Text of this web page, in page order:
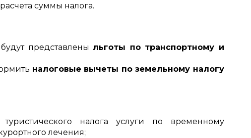
суммы налога.
представлены льготы по транспортному и
налоговые вычеты по земельному налогу
налога услуги по временному
лечения;